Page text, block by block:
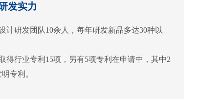
发实力
计研发团队10余人，每年研发新品多达30种以
得行业专利15项，另有5项专利在申请中，其中2
专利。